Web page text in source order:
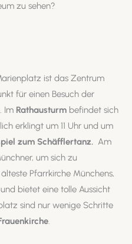
zu sehen?
ist das Zentrum
für einen Besuch der
Im Rathausturm befindet sich
erklingt um 11 Uhr und um
zum Schäfflertanz. Am
um sich zu
Pfarrkirche Münchens,
bietet eine tolle Aussicht
sind nur wenige Schritte
.